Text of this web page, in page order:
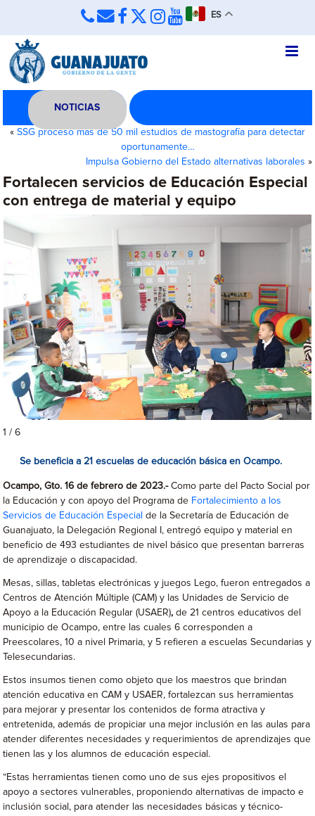
ES
NOTICIAS
« SSG procesó más de 50 mil estudios de mastografía para detectar
oportunamente…
Impulsa Gobierno del Estado alternativas laborales »
Fortalecen servicios de Educación Especial
con entrega de material y equipo
1 / 6
Se beneficia a 21 escuelas de educación básica en Ocampo.
Ocampo, Gto. 16 de febrero de 2023.-Como parte del Pacto Social por
la Educación y con apoyo del Programa de Fortalecimiento a los
Servicios de Educación Especialde la Secretaría de Educación de
Guanajuato, la Delegación Regional I, entregó equipo y material en
beneficio de 493 estudiantes de nivel básico que presentan barreras
de aprendizaje o discapacidad.
Mesas, sillas, tabletas electrónicas y juegos Lego, fueron entregados a
Centros de Atención Múltiple (CAM) y las Unidades de Servicio de
Apoyo a la Educación Regular (USAER),de 21 centros educativos del
municipio de Ocampo, entre las cuales 6 corresponden a
Preescolares, 10 a nivel Primaria, y 5 refieren a escuelas Secundarias y
Telesecundarias.
Estos insumos tienen como objeto que los maestros que brindan
atención educativa en CAM y USAER, fortalezcan sus herramientas
para mejorar y presentar los contenidos de forma atractiva y
entretenida, además de propiciar una mejor inclusión en las aulas para
atender diferentes necesidades y requerimientos de aprendizajes que
tienen las y los alumnos de educación especial.
“Estas herramientas tienen como uno de sus ejes propositivos el
apoyo a sectores vulnerables, proponiendo alternativas de impacto e
inclusión social, para atender las necesidades básicas y técnico-